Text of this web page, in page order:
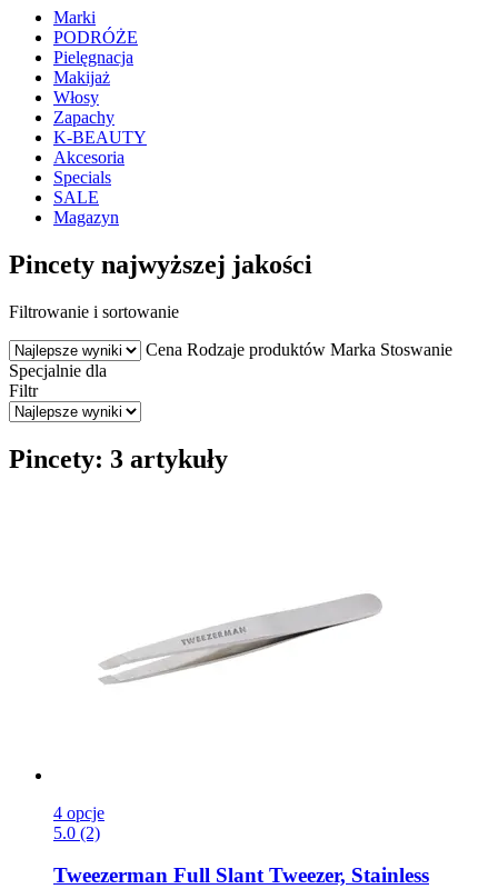
Marki
PODRÓŻE
Pielęgnacja
Makijaż
Włosy
Zapachy
K-BEAUTY
Akcesoria
Specials
SALE
Magazyn
Pincety najwyższej jakości
Filtrowanie i sortowanie
Cena Rodzaje produktów Marka Stoswanie
Specjalnie dla
Filtr
Pincety: 3 artykuły
4 opcje
5.0 (2)
Tweezerman Full Slant Tweezer, Stainless